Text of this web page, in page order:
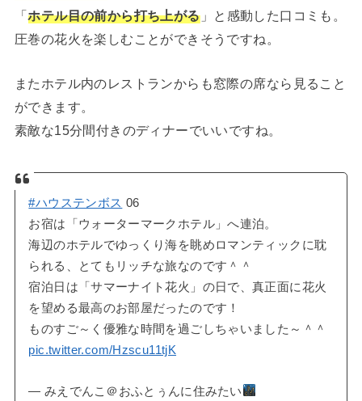
「ホテル目の前から打ち上がる」と感動した口コミも。
圧巻の花火を楽しむことができそうですね。
またホテル内のレストランからも窓際の席なら見ること
ができます。
素敵な15分間付きのディナーでいいですね。
#ハウステンボス 06
お宿は「ウォーターマークホテル」へ連泊。
海辺のホテルでゆっくり海を眺めロマンティックに耽
られる、とてもリッチな旅なのです＾＾
宿泊日は「サマーナイト花火」の日で、真正面に花火
を望める最高のお部屋だったのです！
ものすご～く優雅な時間を過ごしちゃいました～＾＾
pic.twitter.com/Hzscu11tjK
— みえでんこ＠おふとぅんに住みたい